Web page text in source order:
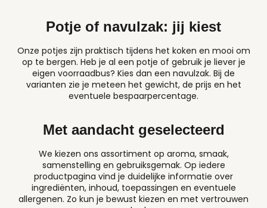
Potje of navulzak: jij kiest
Onze potjes zijn praktisch tijdens het koken en mooi om
op te bergen. Heb je al een potje of gebruik je liever je
eigen voorraadbus? Kies dan een navulzak. Bij de
varianten zie je meteen het gewicht, de prijs en het
eventuele bespaarpercentage.
Met aandacht geselecteerd
We kiezen ons assortiment op aroma, smaak,
samenstelling en gebruiksgemak. Op iedere
productpagina vind je duidelijke informatie over
ingrediënten, inhoud, toepassingen en eventuele
allergenen. Zo kun je bewust kiezen en met vertrouwen